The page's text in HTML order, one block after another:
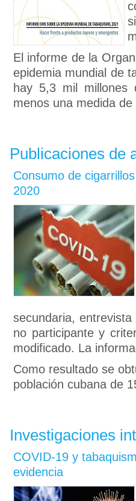
El informe de la
epidemia mundial de
hay 5,3 mil millones
menos una medida de
Publicaciones de
Consumo de
2020
secundaria,
no participante y
modificado. La
Como resultado se
población cubana de
Investigaciones
COVID-19 y
evidencia